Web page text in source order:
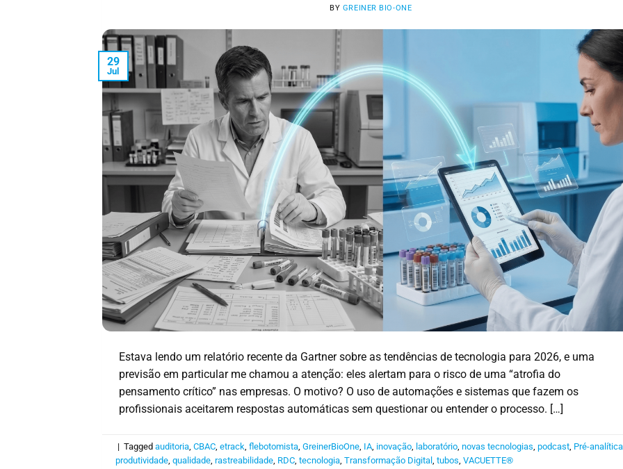
BY GREINER BIO-ONE
29
Jul
Estava lendo um relatório recente da Gartner sobre as tendências de tecnologia para 2026, e uma
previsão em particular me chamou a atenção: eles alertam para o risco de uma “atrofia do
pensamento crítico” nas empresas. O motivo? O uso de automações e sistemas que fazem os
profissionais aceitarem respostas automáticas sem questionar ou entender o processo. […]
| Taggedauditoria ,CBAC ,etrack ,flebotomista ,GreinerBioOne IA inovação laboratório ,novas tecnologias ,podcast Pré-analítica
produtividade ,qualidade ,rastreabilidade RDC ,tecnologia ,Transformação Digital ,tubos ,VACUETTE®